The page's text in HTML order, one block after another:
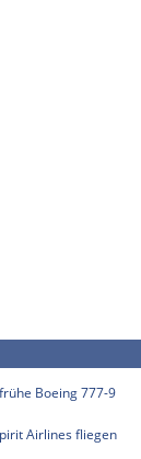
Boeing 777-9
Airlines fliegen